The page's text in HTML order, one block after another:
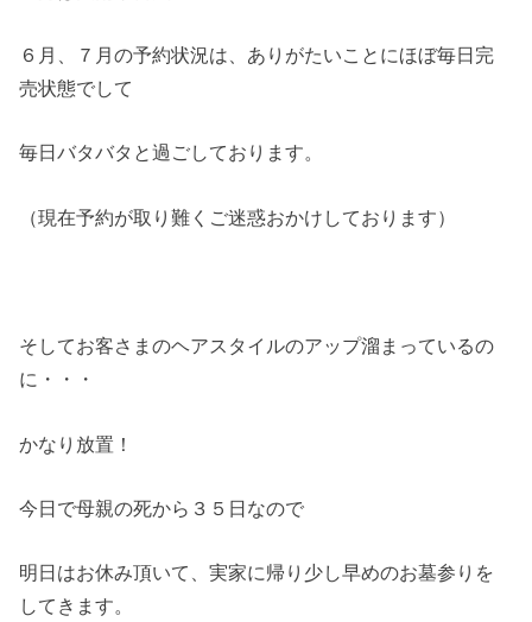
６月、７月の予約状況は、ありがたいことにほぼ毎日完
売状態でして
毎日バタバタと過ごしております。
（現在予約が取り難くご迷惑おかけしております）
そしてお客さまのヘアスタイルのアップ溜まっているの
に・・・
かなり放置！
今日で母親の死から３５日なので
明日はお休み頂いて、実家に帰り少し早めのお墓参りを
してきます。